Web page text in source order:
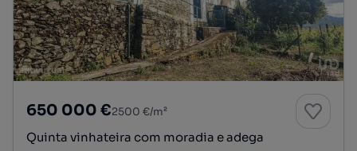
650 000 €2500 €/m²
Quinta vinhateira com moradia e adega